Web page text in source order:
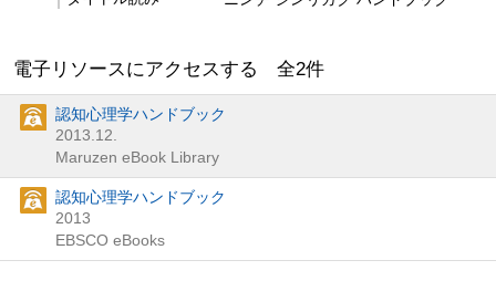
電子リソースにアクセスする 全2件
認知心理学ハンドブック
2013.12.
Maruzen eBook Library
認知心理学ハンドブック
2013
EBSCO eBooks